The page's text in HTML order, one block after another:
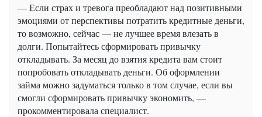
— Если страх и тревога преобладают над позитивными
эмоциями от перспективы потратить кредитные деньги,
то возможно, сейчас — не лучшее время влезать в
долги. Попытайтесь сформировать привычку
откладывать. За месяц до взятия кредита вам стоит
попробовать откладывать деньги. Об оформлении
займа можно задуматься только в том случае, если вы
смогли сформировать привычку экономить, —
прокомментировала специалист.